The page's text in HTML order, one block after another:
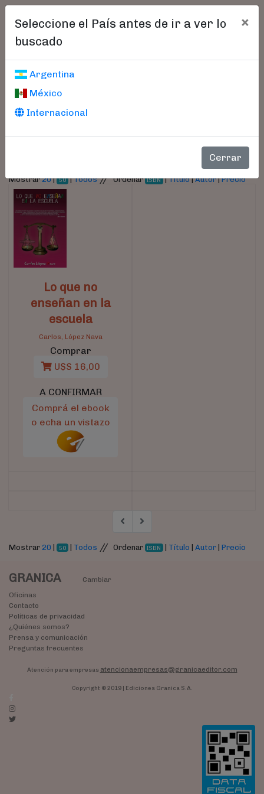
Seleccione el País antes de ir a ver lo
buscado
×
Argentina
México
Internacional
Cerrar
Libros encontrados
Parámetros
Mostrar20| 50 |Todos//Ordenar ISBN |Título|Autor|Precio
Lo que no
enseñan en la
escuela
Carlos, López Nava
Comprar
U$S 16,00
A CONFIRMAR
Comprá el ebook
o echa un vistazo
Mostrar 20 50 | Todos // Ordenar ISBN Título |Autor |Precio
GRANICA
Cambiar
Oficinas
Contacto
Políticas de privacidad
¿Quiénes somos?
Prensa y comunicación
Preguntas frecuentes
Atención para empresas atencionaempresas@granicaeditor.com
Copyright © 2019 | Ediciones Granica S.A.